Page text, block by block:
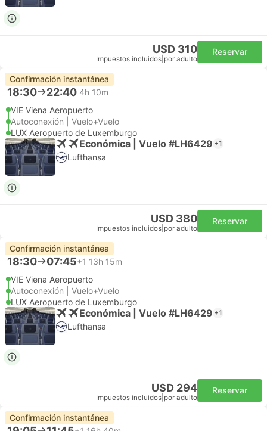
USD 310
Impuestos incluidos por adulto
Reservar
Confirmación instantánea
18:30 22:40 4h 10m
VIE Viena Aeropuerto
Autoconexión | Vuelo+Vuelo
LUX Aeropuerto de Luxemburgo
Económica | Vuelo #LH6429 +1
Lufthansa
USD 380
Impuestos incluidos por adulto
Reservar
Confirmación instantánea
18:30 07:45+1 13h 15m
VIE Viena Aeropuerto
Autoconexión | Vuelo+Vuelo
LUX Aeropuerto de Luxemburgo
Económica | Vuelo #LH6429 +1
Lufthansa
USD 294
Impuestos incluidos por adulto
Reservar
Confirmación instantánea